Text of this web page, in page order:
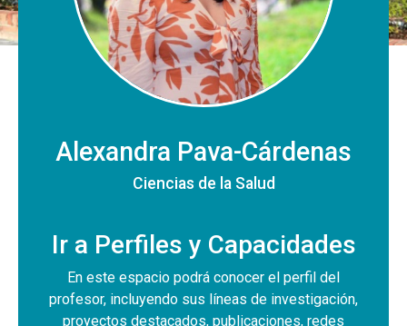
Alexandra Pava-Cárdenas
Ciencias de la Salud
Ir a Perfiles y Capacidades
En este espacio podrá conocer el perfil del
profesor, incluyendo sus líneas de investigación,
proyectos destacados, publicaciones, redes